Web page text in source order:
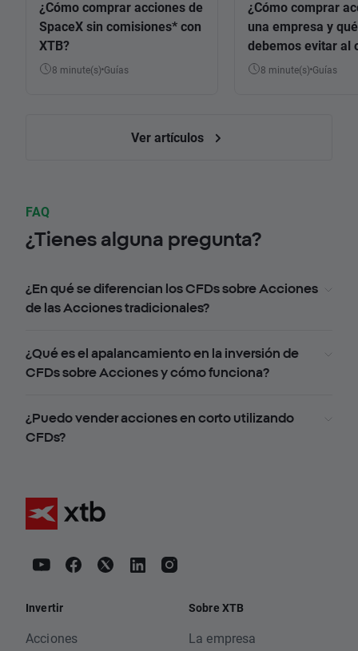
¿Cómo comprar acciones de
SpaceX sin comisiones* con
XTB?
8 minute(s) Guías
¿Cómo comprar
una empresa y
debemos evitar al
8 minute(s) Guías
Ver artículos
FAQ
¿Tienes alguna pregunta?
¿En qué se diferencian los CFDs sobre Acciones
de las Acciones tradicionales?
¿Qué es el apalancamiento en la inversión de
CFDs sobre Acciones y cómo funciona?
¿Puedo vender acciones en corto utilizando
CFDs?
Invertir
Acciones
Sobre XTB
La empresa